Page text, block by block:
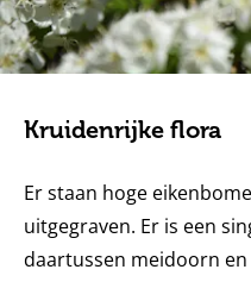
Kruidenrijke flora
Er staan hoge
uitgegraven. Er is een
daartussen meidoorn